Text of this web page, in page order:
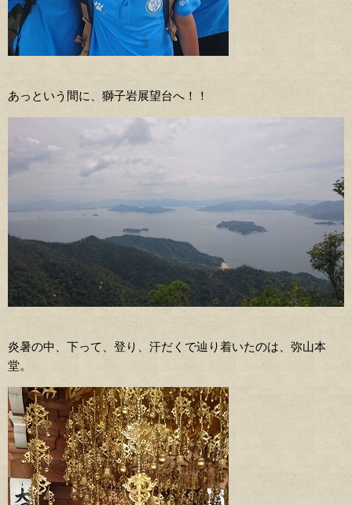
あっという間に、獅子岩展望台へ！！
炎暑の中、下って、登り、汗だくで辿り着いたのは、弥山本
堂。